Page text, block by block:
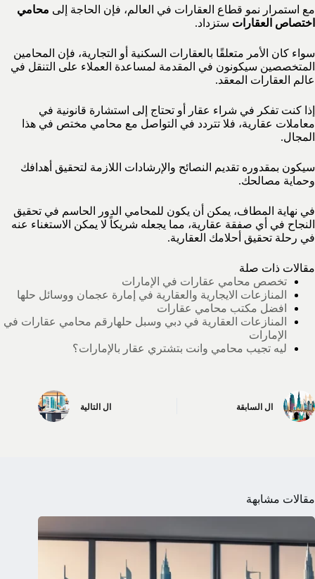
مع استمرار نمو قطاع العقارات في العالم، فإن الحاجة إلى محامي
اختصاص العقارات ستزداد.
سواء كان الأمر متعلقًا بالعقارات السكنية أو التجارية، فإن المحامين
المتخصصين سيكونون في المقدمة لمساعدة العملاء على التنقل في
عالم العقارات المعقد.
إذا كنت تفكر في شراء عقار أو تحتاج إلى استشارة قانونية في
معاملات عقارية، فلا تتردد في التواصل مع محامي مختص في هذا
المجال.
سيكون بمقدوره تقديم النصائح والإرشادات اللازمة لتحقيق أهدافك
وحماية مصالحك.
في نهاية المطاف، يمكن أن يكون للمحامي الدور الحاسم في تحقيق
النجاح في أي صفقة عقارية، مما يجعله شريكاً لا يمكن الاستغناء عنه
في رحلة تحقيق أحلامك العقارية.
مقالات ذات صلة
تخصص محامي عقارات في الإمارات
المنازعات الايجارية والعقارية في إمارة عجمان ووسائل حلها
افضل مكتب محامي عقارات
المنازعات العقارية في دبي وسبل حلهارقم محامي عقارات في
الإمارات
ليه تجيب محامي وانت بتشتري عقار بالإمارات؟
ال السابقة ال التالية
مقالات مشابهة